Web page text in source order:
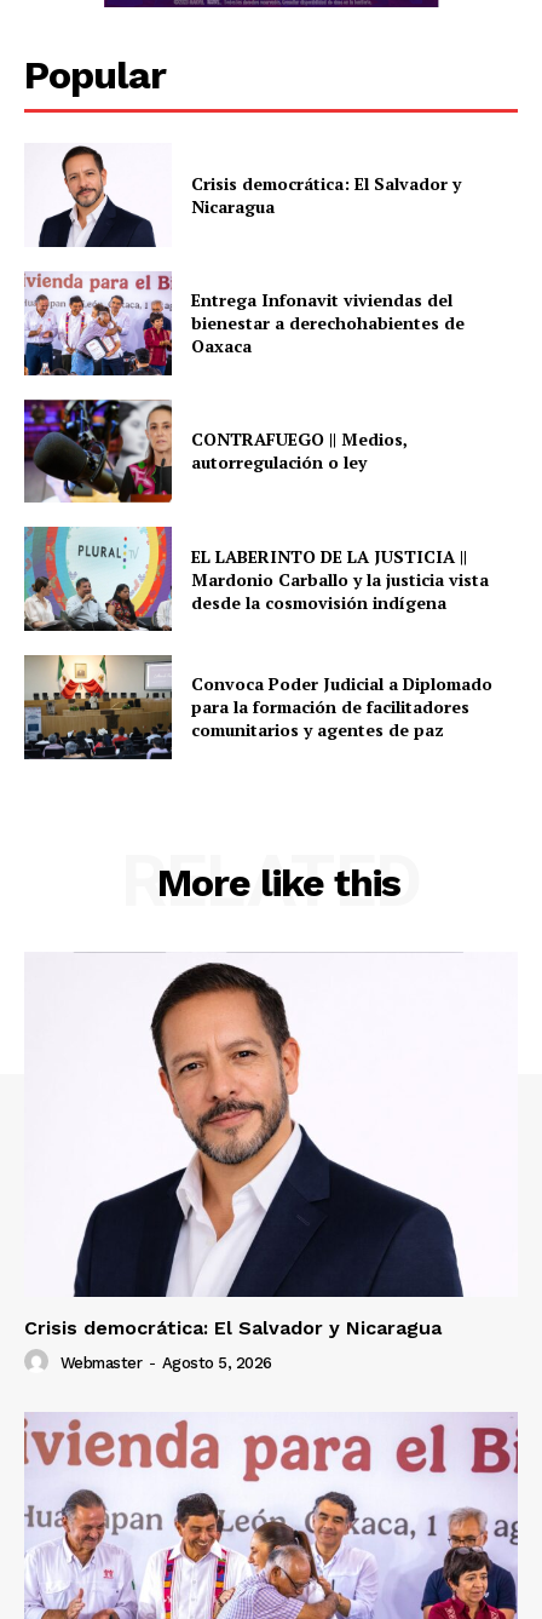
Popular
Crisis democrática: El Salvador y
Nicaragua
Entrega Infonavit viviendas del
bienestar a derechohabientes de
Oaxaca
CONTRAFUEGO || Medios,
autorregulación o ley
EL LABERINTO DE LA JUSTICIA ||
Mardonio Carballo y la justicia vista
desde la cosmovisión indígena
Convoca Poder Judicial a Diplomado
para la formación de facilitadores
comunitarios y agentes de paz
More like this
RELATED
Crisis democrática: El Salvador y Nicaragua
Webmaster - Agosto 5, 2026